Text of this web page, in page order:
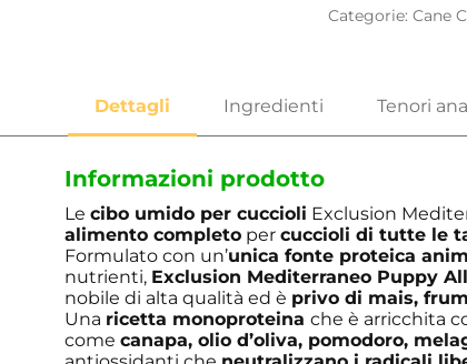
Categorie:Cane
Informazioni prodotto
Lecibo umido per cuccioli Exclusion
alimento completo percuccioli di tutte le
Formulato con un’unica fonte proteica
nutrienti, Exclusion Mediterraneo Puppy
nobile di alta qualità ed è privo di mais,
Una ricetta monoproteinache è arricchita
comecanapa, olio d’oliva, pomodoro,